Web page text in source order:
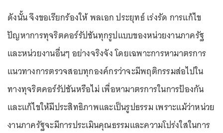
ดังนั้น จึงขอเรียกร้องให้ พลเอก ประยุทธ์ เร่งรัด การแก้ไข
ปัญหาการทุจริตคอร์รัปชันทุกรูปแบบของหน่วยงานภาครัฐ
และหน่วยงานอื่นๆ อย่างจริงจัง โดยเฉพาะการหามาตรการ
แนวทางการตรวจสอบทุกองค์กรว่าจะมีพฤติกรรมส่อไปใน
ทางทุจริตคอร์รัปชันหรือไม่ เพื่อหามาตรการในการป้องกัน
และแก้ไขให้มีประสิทธิภาพและเป็นรูปธรรม เพราะแม้ว่าหน่วย
งานภาครัฐจะมีการประเมินคุณธรรมและความโปร่งใสในการ